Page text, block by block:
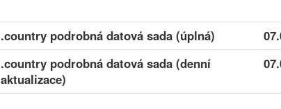
.country podrobná datová sada (úplná)
.country podrobná datová sada (denní
aktualizace)